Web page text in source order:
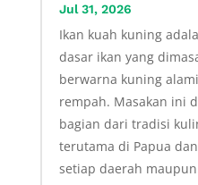
Jul 31, 2026
Ikan kuah kuning
dasar ikan yang
berwarna kuning
rempah. Masakan ini
bagian dari tradisi
terutama di Papua
setiap daerah